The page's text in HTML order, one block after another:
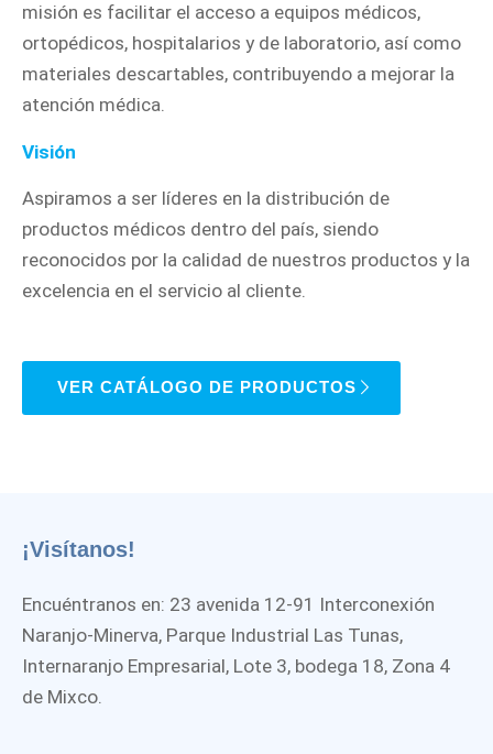
misión es facilitar el acceso a equipos médicos,
ortopédicos, hospitalarios y de laboratorio, así como
materiales descartables, contribuyendo a mejorar la
atención médica.
Visión
Aspiramos a ser líderes en la distribución de
productos médicos dentro del país, siendo
reconocidos por la calidad de nuestros productos y la
excelencia en el servicio al cliente.
VER CATÁLOGO DE PRODUCTOS
¡Visítanos!
Encuéntranos en: 23 avenida 12-91 Interconexión
Naranjo-Minerva, Parque Industrial Las Tunas,
Internaranjo Empresarial, Lote 3, bodega 18, Zona 4
de Mixco.